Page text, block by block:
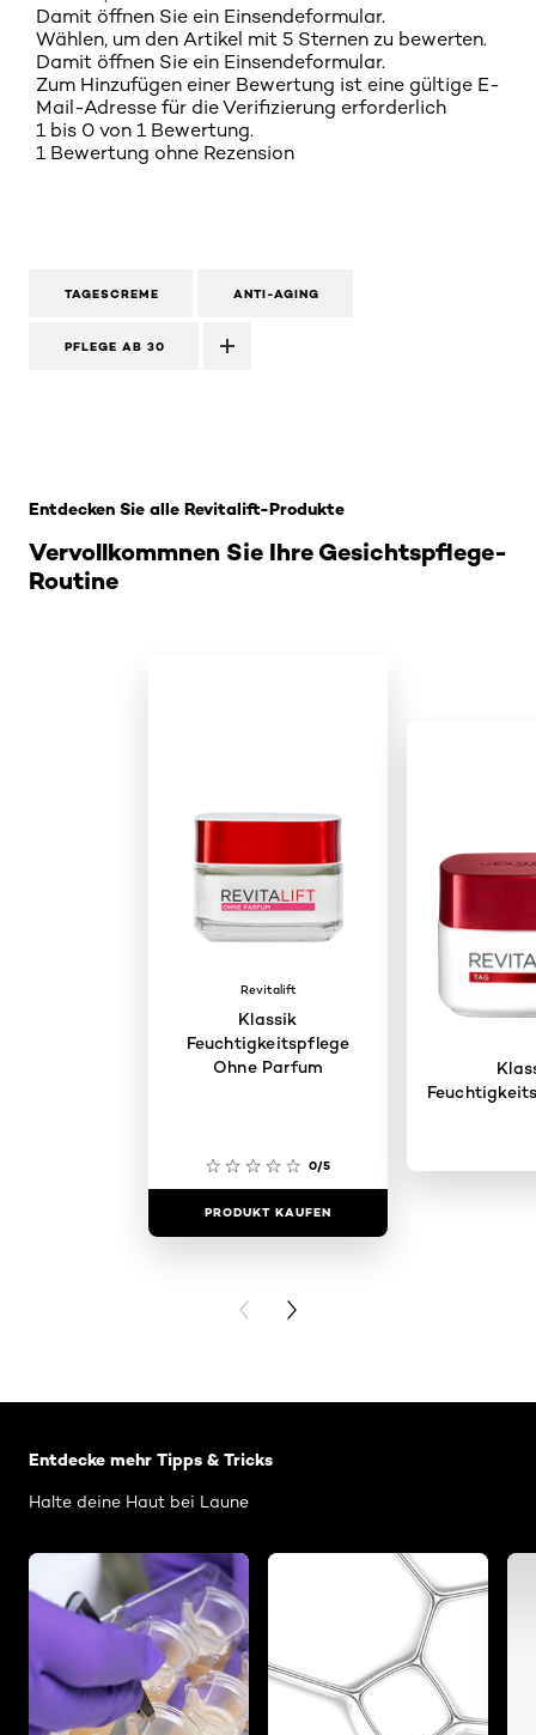
Damit öffnen Sie ein Einsendeformular.
Wählen, um den Artikel mit 5 Sternen zu bewerten.
Damit öffnen Sie ein Einsendeformular.
Zum Hinzufügen einer Bewertung ist eine gültige E-
Mail-Adresse für die Verifizierung erforderlich
1 bis 0 von 1 Bewertung.
1 Bewertung ohne Rezension
TAGESCREME ANTI-AGING
PFLEGE AB 30
Vervollkommnen Sie Ihre Gesichtspflege-
Routine
Entdecken Sie alle Revitalift-Produkte
Revitalift
Klassik
Feuchtigkeitspflege
Ohne Parfum
0/5
PRODUKT KAUFEN
PREVIOUS CARD
NEXT CARD
Entdecke mehr Tipps & Tricks
Halte deine Haut bei Laune